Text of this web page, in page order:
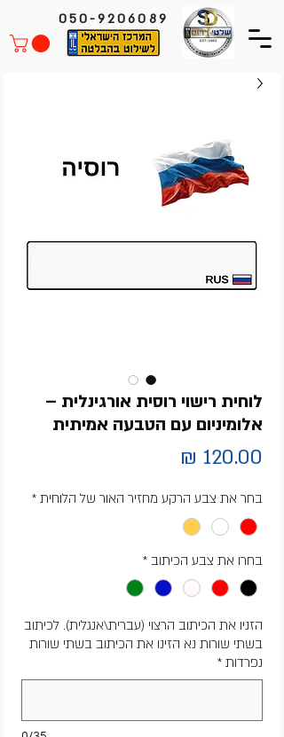
050-9206089
לוחית רישוי רוסית אורגינלית –
אלומיניום עם הטבעה אמיתית
בחר את צבע הרקע מחזיר האור של הלוחית *
בחרו את צבע הכיתוב *
הזניו את הכיתוב הרצוי (עברית\אנגלית). לכיתוב
בשתי שורות נא הזינו את הכיתוב בשתי שורות
נפרדות *